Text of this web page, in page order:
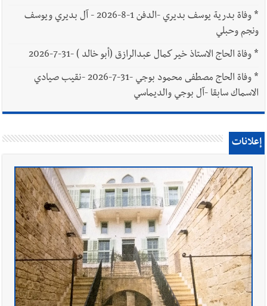
*
وفاة بدرية يوسف بديري -الدفن 1-8-2026 - آل بديري ويوسف
ونجم وحبلي
*وفاة الحاج الاستاذ خير كمال عبدالرازق (أبو خالد ) -31-7-2026
*
وفاة الحاج مصطفى محمود بوجي -31-7-2026 -نقيب صيادي
الاسماك سابقا -آل بوجي والديماسي
إعلانات